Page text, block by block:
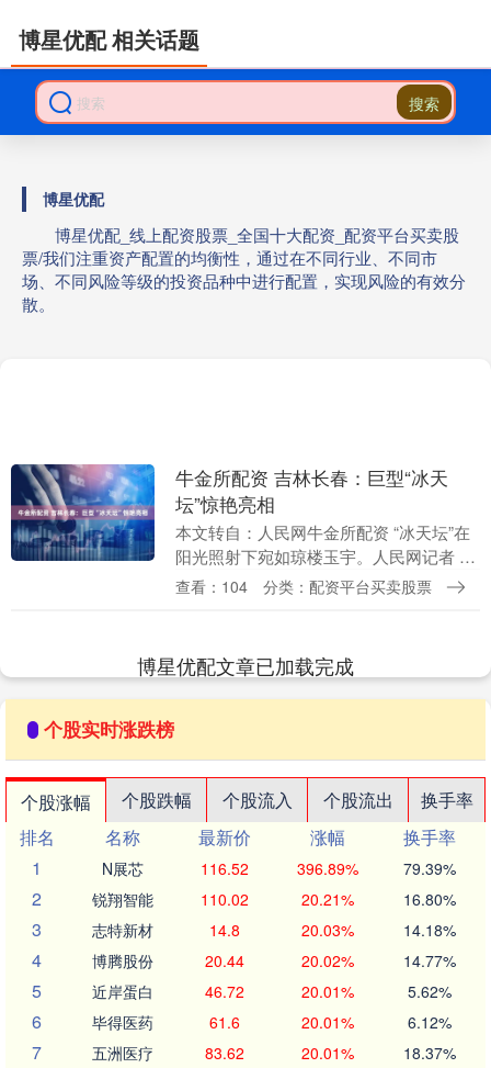
搜索
博星优配
博星优配_线上配资股票_全国十大配资_配资平台买卖股
票/我们注重资产配置的均衡性，通过在不同行业、不同市
场、不同风险等级的投资品种中进行配置，实现风险的有效分
散。
博星优配 相关话题
牛金所配资 吉林长春：巨型“冰天
坛”惊艳亮相
本文转自：人民网牛金所配资 “冰天坛”在
阳光照射下宛如琼楼玉宇。人民网记者 李
洋摄 人民网长春1月8日电 （记者李洋）7
查看：104 分类：配资平台买卖股票
博星优配文章已加载完成
个股实时涨跌榜
个股涨幅 个股跌幅 个股流入 个股流出
换手率
排名
名称 最新价 涨幅
换手率
1
N展芯 116.52 396.89% 79.39%
2 锐翔智能 110.02 20.21% 16.80%
3 志特新材 14.8 20.03% 14.18%
4 博腾股份 20.44 20.02% 14.77%
5 近岸蛋白 46.72 20.01% 5.62%
6 毕得医药 61.6 20.01% 6.12%
7 五洲医疗 83.62 20.01% 18.37%